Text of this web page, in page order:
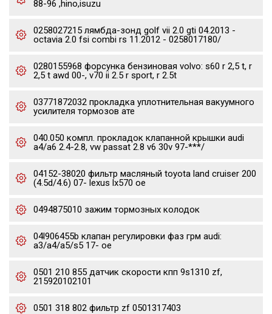
88-96 ,hino,isuzu
0258027215 лямбда-зонд golf vii 2.0 gti 04.2013 -
octavia 2.0 fsi combi rs 11.2012 - 0258017180/
0280155968 форсунка бензиновая volvo: s60 r 2,5 t, r
2,5 t awd 00-, v70 ii 2.5 r sport, r 2.5t
03771872032 прокладка уплотнительная вакуумного
усилителя тормозов ате
040.050 компл. прокладок клапанной крышки audi
a4/a6 2.4-2.8, vw passat 2.8 v6 30v 97-***/
04152-38020 фильтр масляный toyota land cruiser 200
(4.5d/4.6) 07- lexus lx570 oe
0494875010 зажим тормозных колодок
04l906455b клапан регулировки фаз грм audi:
a3/a4/a5/s5 17- oe
0501 210 855 датчик скорости кпп 9s1310 zf,
215920102101
0501 318 802 фильтр zf 0501317403